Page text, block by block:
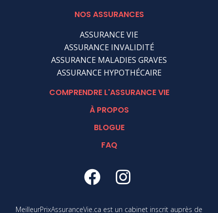
NOS ASSURANCES
ASSURANCE VIE
ASSURANCE INVALIDITÉ
ASSURANCE MALADIES GRAVES
ASSURANCE HYPOTHÉCAIRE
COMPRENDRE L'ASSURANCE VIE
À PROPOS
BLOGUE
FAQ
MeilleurPrixAssuranceVie.ca est un cabinet inscrit auprès de